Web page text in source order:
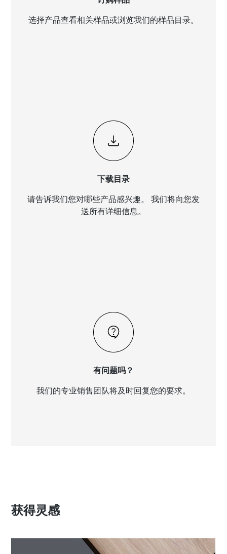
选择产品查看相关样品或浏览我们的样品目录。
下载目录
请告诉我们您对哪些产品感兴趣。 我们将向您发
送所有详细信息。
有问题吗？
我们的专业销售团队将及时回复您的要求。
获得灵感